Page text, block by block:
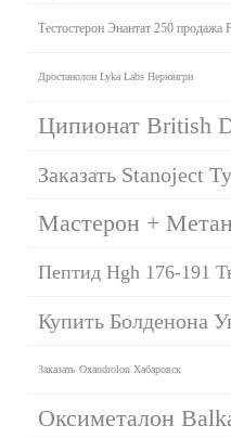
Тестостерон Энантат 250 продажа
Дростанолон Lyka Labs Нерюнгри
Ципионат British
Заказать Stanoject
Мастерон +
Пептид Hgh 176-191
Купить Болденона
Заказать Oxandrolon Хабаровск
Оксиметалон